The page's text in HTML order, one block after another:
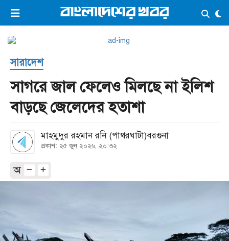
ভিডিও ই-পেপার লগইন ×
প্রচ্ছদ
সর্বশেষ
সব বিভাগ
কনভার্টার
সারাদেশ
সাগরে জাল ফেলেও মিলছে না ইলিশ
বাড়ছে জেলেদের হতাশা
মাহমুদুর রহমান রনি (পাথরঘাটা)বরগুনা
প্রকাশ: ২৫ জুন ২০২৬, ২০:৩২
অ